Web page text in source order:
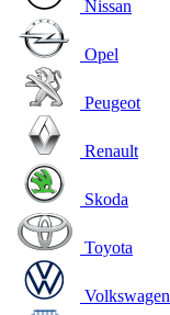
Nissan
Opel
Peugeot
Renault
Skoda
Toyota
Volkswagen